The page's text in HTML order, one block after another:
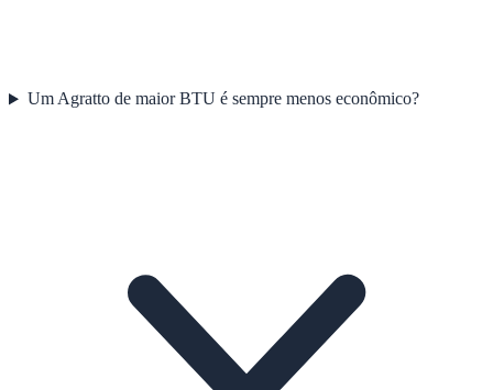
Um Agratto de maior BTU é sempre menos econômico?